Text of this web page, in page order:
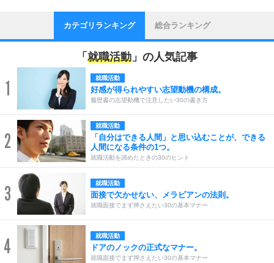
カテゴリランキング 総合ランキング
「 就職活動 」の人気記事
1 就職活動
好感が得られやすい志望動機の構成。
履歴書の志望動機で注意したい30の書き方
2
就職活動
「自分はできる人間」と思い込むことが、できる
人間になる条件の1つ。
就職活動を諦めたときの30のヒント
3 就職活動
面接で欠かせない、メラビアンの法則。
就職面接でまず押さえたい30の基本マナー
4 就職活動
ドアのノックの正式なマナー。
就職面接でまず押さえたい30の基本マナー